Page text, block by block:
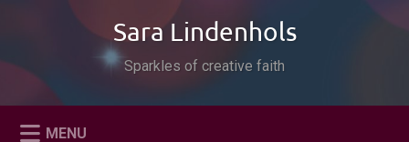
Sara Lindenhols
Sparkles of creative faith
MENU